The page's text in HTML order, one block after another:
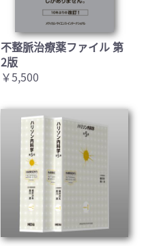
不整脈治療薬ファイル 第
2版
￥5,500